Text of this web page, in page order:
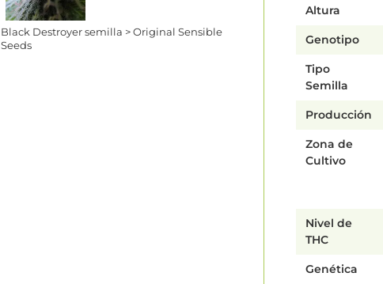
Black Destroyer semilla > Original Sensible
Seeds
Altura
Genotipo
Tipo
Semilla
Producción
Zona de
Cultivo
Nivel de
THC
Genética